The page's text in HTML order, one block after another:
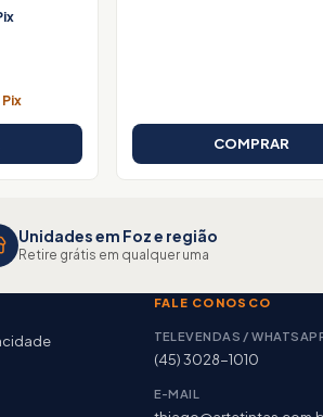
COMPRAR
Unidades em Foz e região
Retire grátis em qualquer uma
FALE CONOSCO
TELEVENDAS /
(45) 3028-1010
E-MAIL